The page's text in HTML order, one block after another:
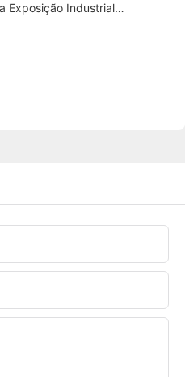
Exposição Industrial